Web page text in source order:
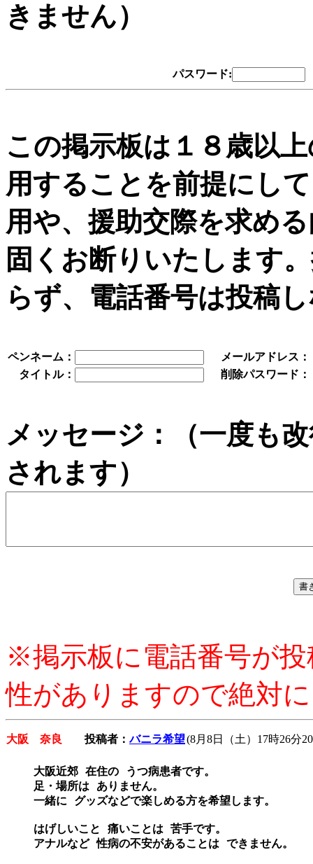
きません）
パスワード:
この掲示板は１８歳以
用することを前提にし
用や、援助交際を求め
固くお断りいたします
らず、電話番号は投稿
ペンネーム：
メールアドレス：
タイトル：
削除パスワード：
メッセージ：（一度も
されます）
※掲示板に電話番号が
性がありますので絶対
大阪 奈良 投稿者：バニラ希望(8月8日（土）17時26分
大阪近郊 在住の うつ病患者です。
足・場所は ありません。
一緒に グッズなどで楽しめる方を希望します。
はげしいこと 痛いことは 苦手です。
アナルなど 性病の不安があることは できません。